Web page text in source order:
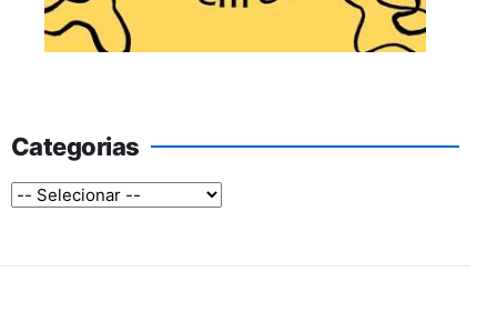
Categorias